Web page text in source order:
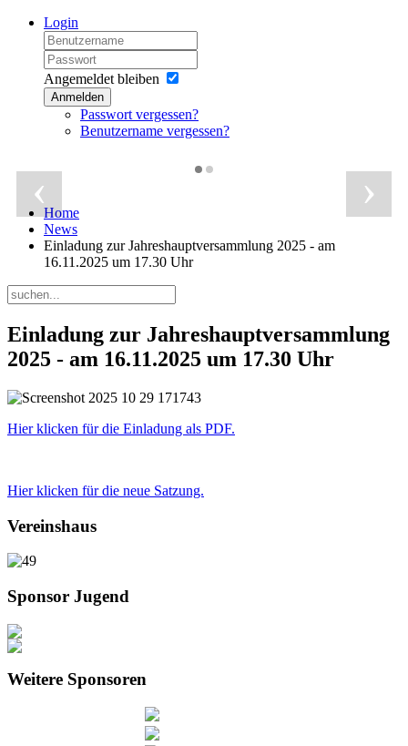
Login
Angemeldet bleiben
Anmelden
Passwort vergessen?
Benutzername vergessen?
›
‹Home
News
Einladung zur Jahreshauptversammlung 2025 - am
16.11.2025 um 17.30 Uhr
Einladung zur Jahreshauptversammlung
2025 - am 16.11.2025 um 17.30 Uhr
Hier klicken für die Einladung als PDF.
Hier klicken für die neue Satzung.
Vereinshaus
Sponsor Jugend
Weitere Sponsoren